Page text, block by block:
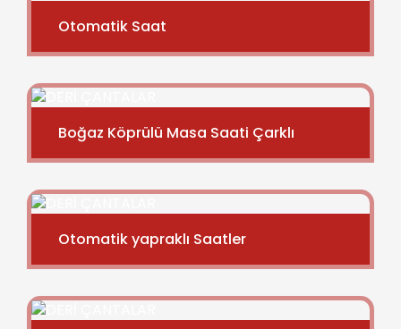
Otomatik Saat
Boğaz Köprülü Masa Saati Çarklı
Otomatik yapraklı Saatler